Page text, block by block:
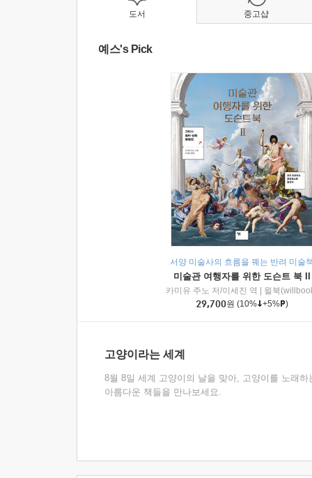
도서
예스's Pick
서양 미술사의 흐름을 꿰는 반려 미술
미술관 여행자를 위한 도슨트 북 II
카미유 주노 저/이세진 역
윌북
29,700원 (10% +5% )
고양이라는 세계
8월 8일 세계 고양이의 날을 맞아, 고양이를 노래하
아름다운 책들을 만나보세요.
중고샵